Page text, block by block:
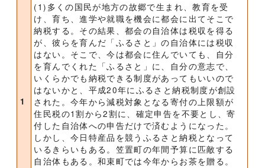
1
(1)多くの国民が地方の故郷で生まれ、教育を受
け、育ち、進学や就職を機会に都会に出てそこで
納税する。その結果、都会の自治体は税収を得る
が、彼らを育んだ「ふるさと」の自治体には税収
はない。そこで、今は都会に住んでいても、自分
を育んでくれた「ふるさと」に、自分の意志で、
いくらかでも納税できる制度があってもいいので
はないかと、平成20年にふるさと納税制度が創設
された。今年から減税対象となる寄付の上限額が
住民税の1割から2割に、確定申告を不要とし、寄
付した自治体への申告だけで済むようになった。
しかし、今日特産品を競うふるさと納税となって
いるきらいもある。笠置町の年間予算に匹敵する
自治体もある。和束町では今年からお茶を贈る。